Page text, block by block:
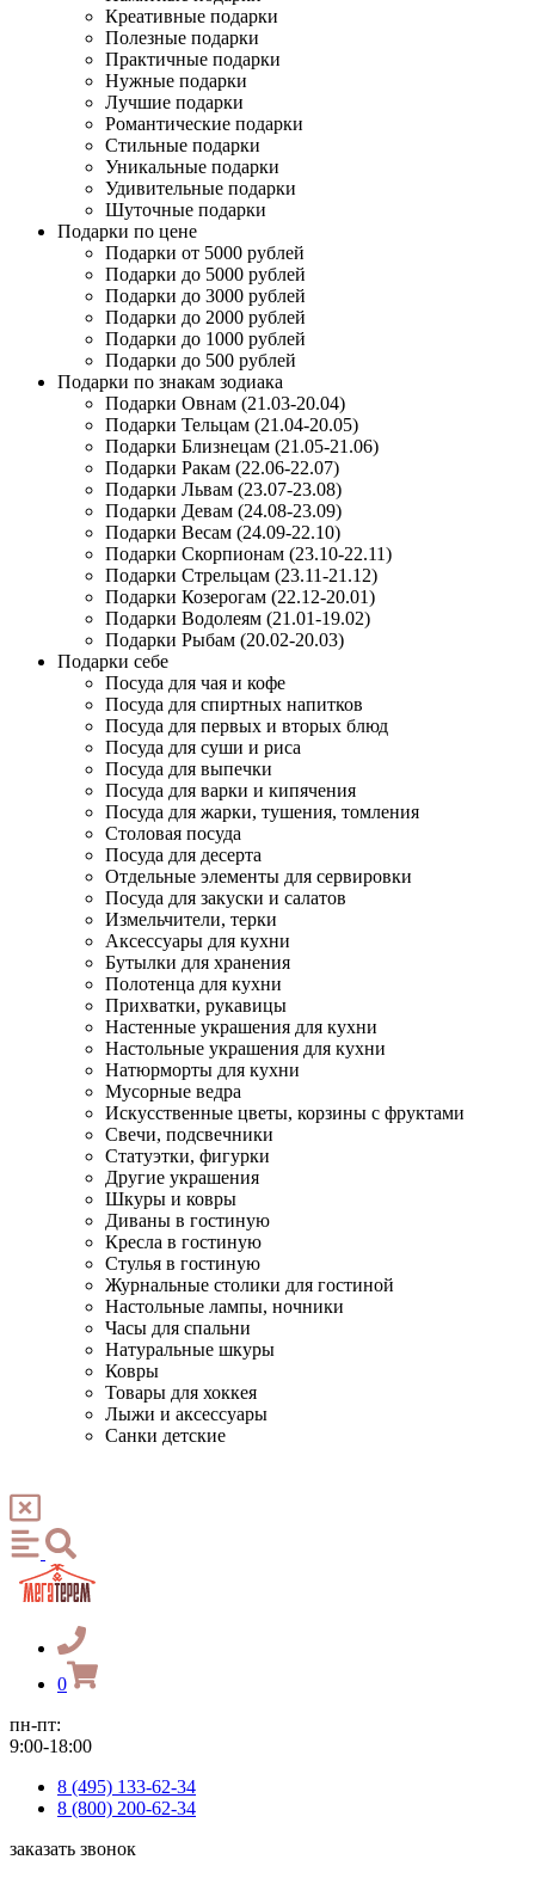
Креативные подарки
Полезные подарки
Практичные подарки
Нужные подарки
Лучшие подарки
Романтические подарки
Стильные подарки
Уникальные подарки
Удивительные подарки
Шуточные подарки
Подарки по цене
Подарки от 5000 рублей
Подарки до 5000 рублей
Подарки до 3000 рублей
Подарки до 2000 рублей
Подарки до 1000 рублей
Подарки до 500 рублей
Подарки по знакам зодиака
Подарки Овнам (21.03-20.04)
Подарки Тельцам (21.04-20.05)
Подарки Близнецам (21.05-21.06)
Подарки Ракам (22.06-22.07)
Подарки Львам (23.07-23.08)
Подарки Девам (24.08-23.09)
Подарки Весам (24.09-22.10)
Подарки Скорпионам (23.10-22.11)
Подарки Стрельцам (23.11-21.12)
Подарки Козерогам (22.12-20.01)
Подарки Водолеям (21.01-19.02)
Подарки Рыбам (20.02-20.03)
Подарки себе
Посуда для чая и кофе
Посуда для спиртных напитков
Посуда для первых и вторых блюд
Посуда для суши и риса
Посуда для выпечки
Посуда для варки и кипячения
Посуда для жарки, тушения, томления
Столовая посуда
Посуда для десерта
Отдельные элементы для сервировки
Посуда для закуски и салатов
Измельчители, терки
Аксессуары для кухни
Бутылки для хранения
Полотенца для кухни
Прихватки, рукавицы
Настенные украшения для кухни
Настольные украшения для кухни
Натюрморты для кухни
Мусорные ведра
Искусственные цветы, корзины с фруктами
Свечи, подсвечники
Статуэтки, фигурки
Другие украшения
Шкуры и ковры
Диваны в гостиную
Кресла в гостиную
Стулья в гостиную
Журнальные столики для гостиной
Настольные лампы, ночники
Часы для спальни
Натуральные шкуры
Ковры
Товары для хоккея
Лыжи и аксессуары
Санки детские
0
пн-пт:
9:00-18:00
8 (495) 133-62-34
8 (800) 200-62-34
заказать звонок